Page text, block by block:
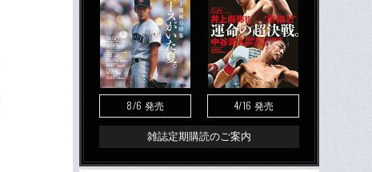
8/6 発売 4/16 発売
雑誌定期購読のご案内